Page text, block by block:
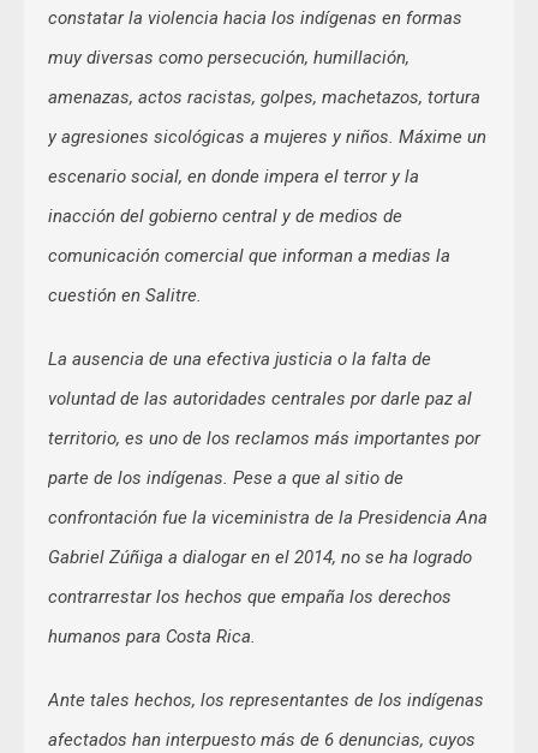
constatar la violencia hacia los indígenas en formas
muy diversas como persecución, humillación,
amenazas, actos racistas, golpes, machetazos, tortura
y agresiones sicológicas a mujeres y niños. Máxime un
escenario social, en donde impera el terror y la
inacción del gobierno central y de medios de
comunicación comercial que informan a medias la
cuestión en Salitre.
La ausencia de una efectiva justicia o la falta de
voluntad de las autoridades centrales por darle paz al
territorio, es uno de los reclamos más importantes por
parte de los indígenas. Pese a que al sitio de
confrontación fue la viceministra de la Presidencia Ana
Gabriel Zúñiga a dialogar en el 2014, no se ha logrado
contrarrestar los hechos que empaña los derechos
humanos para Costa Rica.
Ante tales hechos, los representantes de los indígenas
afectados han interpuesto más de 6 denuncias, cuyos